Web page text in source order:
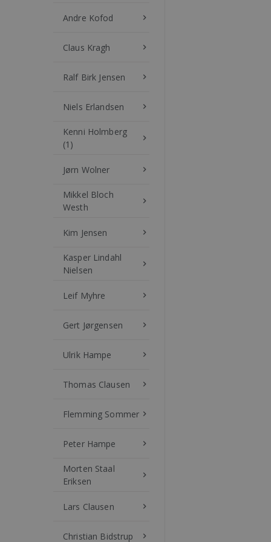
Andre Kofod keyboard_arrow_right
Claus Kragh keyboard_arrow_right
Ralf Birk Jensen keyboard_arrow_right
Niels Erlandsen keyboard_arrow_right
Kenni Holmberg
(1)
keyboard_arrow_right
Jørn Wolner keyboard_arrow_right
Mikkel Bloch
Westh
keyboard_arrow_right
Kim Jensen keyboard_arrow_right
Kasper Lindahl
Nielsen
keyboard_arrow_right
Leif Myhre keyboard_arrow_right
Gert Jørgensen keyboard_arrow_right
Ulrik Hampe keyboard_arrow_right
Thomas Clausen keyboard_arrow_right
Flemming Sommer keyboard_arrow_right
Peter Hampe keyboard_arrow_right
Morten Staal
Eriksen
keyboard_arrow_right
Lars Clausen keyboard_arrow_right
Christian Bidstrup keyboard_arrow_right